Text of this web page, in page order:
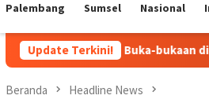
Palembang Sumsel Nasional
Update Terkini!
Siap Buka-bukaan di Sidang
Beranda Headline News